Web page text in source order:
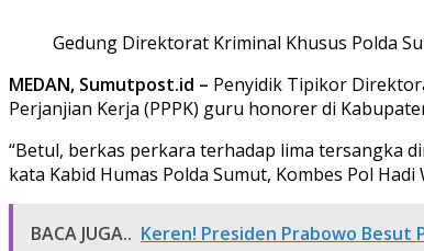
Gedung Direktorat Kriminal Khusus Polda
MEDAN, Sumutpost.id – Penyidik Tipikor
Perjanjian Kerja (PPPK) guru honorer di
“Betul, berkas perkara terhadap lima tersangka
kata Kabid Humas Polda Sumut, Kombes Pol Hadi
BACA JUGA.. Keren! Presiden Prabowo